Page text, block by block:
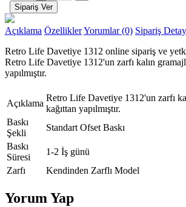
Açıklama ÖzelliklerYorumlar (0) Sipariş
Retro Life Davetiye 1312 online sipariş ve
Retro Life Davetiye 1312'un zarfı kalın
yapılmıştır.
Açıklama
Retro Life Davetiye 1312'un zarfı
kağıttan yapılmıştır.
Baskı
Şekli
Standart Ofset Baskı
Baskı
Süresi
1-2 İş günü
Zarfı
Kendinden Zarflı Model
Yorum Yap